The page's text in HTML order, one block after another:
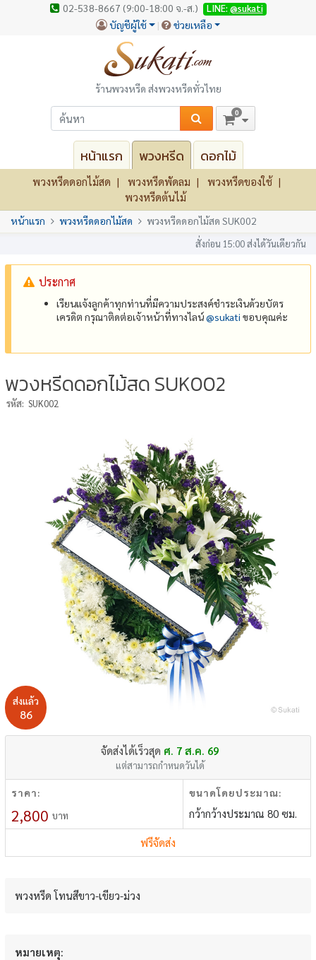
02-538-8667 (9:00-18:00 จ.-ส.) LINE: @sukati
บัญชีผู้ใช้ ช่วยเหลือ
ร้านพวงหรีด ส่งพวงหรีดทั่วไทย
0
หน้าแรก พวงหรีด ดอกไม้
พวงหรีดดอกไม้สด พวงหรีดพัดลม
พวงหรีดของใช้
พวงหรีดต้นไม้
หน้าแรก พวงหรีดดอกไม้สด พวงหรีดดอกไม้สด SUK002
สั่งก่อน 15:00 ส่งได้วันเดียวกัน
ประกาศ
เรียนแจ้งลูกค้าทุกท่านที่มีความประสงค์ชำระเงินด้วยบัตร
เครดิต กรุณาติดต่อเจ้าหน้าที่ทางไลน์@‌sukati ขอบคุณค่ะ
พวงหรีดดอกไม้สด SUK002
รหัส: SUK002
ส่งแล้ว
86
จัดส่งได้เร็วสุด ศ. 7 ส.ค. 69
แต่สามารถกำหนดวันได้
ราคา:
2,800 บาท
ขนาดโดยประมาณ:
กว้ากว้างประมาณ 80 ซม.
ฟรีจัดส่ง
พวงหรีด โทนสีขาว-เขียว-ม่วง
หมายเหตุ: